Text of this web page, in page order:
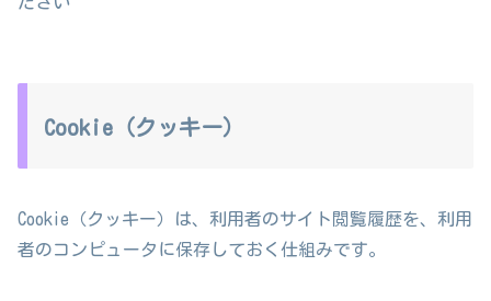
Cookie（クッキー）
Cookie（クッキー）は、利用者のサイト閲覧履歴を、利用
者のコンピュータに保存しておく仕組みです。